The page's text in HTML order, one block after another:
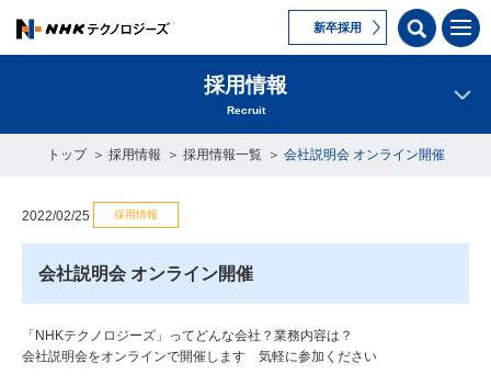
新卒採用
採用情報
Recruit
トップ 採用情報 採用情報一覧 会社説明会 オンライン開催
2022/02/25 採用情報
会社説明会 オンライン開催
「NHKテクノロジーズ」ってどんな会社？業務内容は？
会社説明会をオンラインで開催します 気軽に参加ください